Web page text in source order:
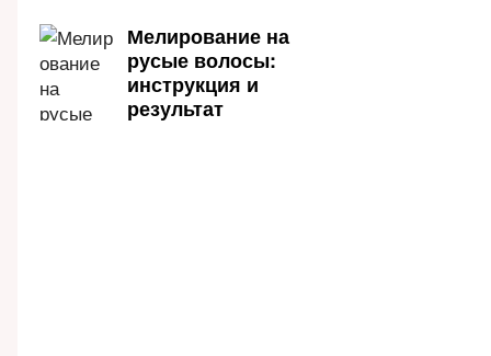
Мелирование на
русые волосы:
инструкция и
результат